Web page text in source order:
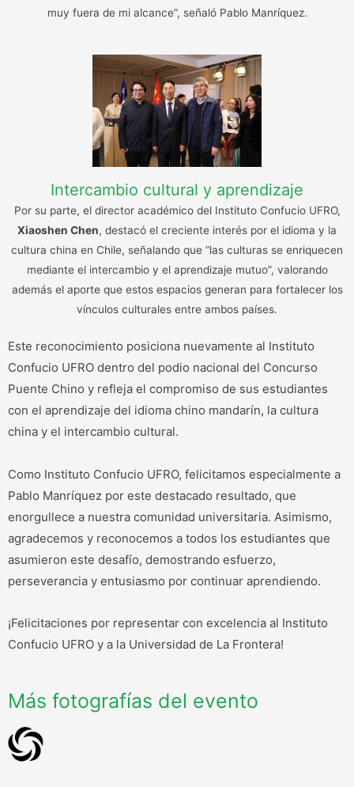
muy fuera de mi alcance”, señaló Pablo Manríquez.
Intercambio cultural y aprendizaje
Por su parte, el director académico del Instituto Confucio UFRO,
Xiaoshen Chen, destacó el creciente interés por el idioma y la
cultura china en Chile, señalando que “las culturas se enriquecen
mediante el intercambio y el aprendizaje mutuo”, valorando
además el aporte que estos espacios generan para fortalecer los
vínculos culturales entre ambos países.
Este reconocimiento posiciona nuevamente al Instituto
Confucio UFRO dentro del podio nacional del Concurso
Puente Chino y refleja el compromiso de sus estudiantes
con el aprendizaje del idioma chino mandarín, la cultura
china y el intercambio cultural.
Como Instituto Confucio UFRO, felicitamos especialmente a
Pablo Manríquez por este destacado resultado, que
enorgullece a nuestra comunidad universitaria. Asimismo,
agradecemos y reconocemos a todos los estudiantes que
asumieron este desafío, demostrando esfuerzo,
perseverancia y entusiasmo por continuar aprendiendo.
¡Felicitaciones por representar con excelencia al Instituto
Confucio UFRO y a la Universidad de La Frontera!
Más fotografías del evento